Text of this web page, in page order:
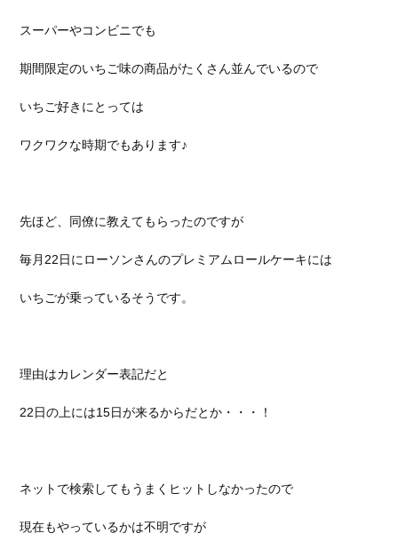
スーパーやコンビニでも
期間限定のいちご味の商品がたくさん並んでいるので
いちご好きにとっては
ワクワクな時期でもあります♪
先ほど、同僚に教えてもらったのですが
毎月22日にローソンさんのプレミアムロールケーキには
いちごが乗っているそうです。
理由はカレンダー表記だと
22日の上には15日が来るからだとか・・・！
ネットで検索してもうまくヒットしなかったので
現在もやっているかは不明ですが